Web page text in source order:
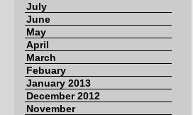
July
June
May
April
March
Febuary
January 2013
December 2012
November